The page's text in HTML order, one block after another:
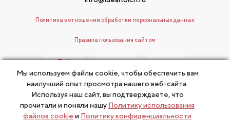
Политика в отношении обработки персональных данных
Правила пользования сайтом
© Т. Тойч, 2017
Разработано
Мы используем файлы cookie, чтобы обеспечить вам
наилучший опыт просмотра нашего веб-сайта.
Используя наш сайт, вы подтверждаете, что
прочитали и поняли нашу Политику использования
файлов cookie и Политику конфиденциальности